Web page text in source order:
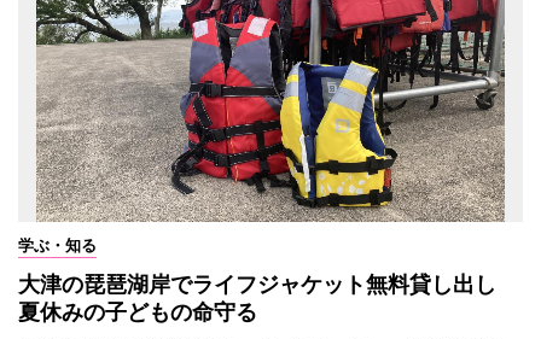
学ぶ・知る
大津の琵琶湖岸でライフジャケット無料貸し出し
夏休みの子どもの命守る